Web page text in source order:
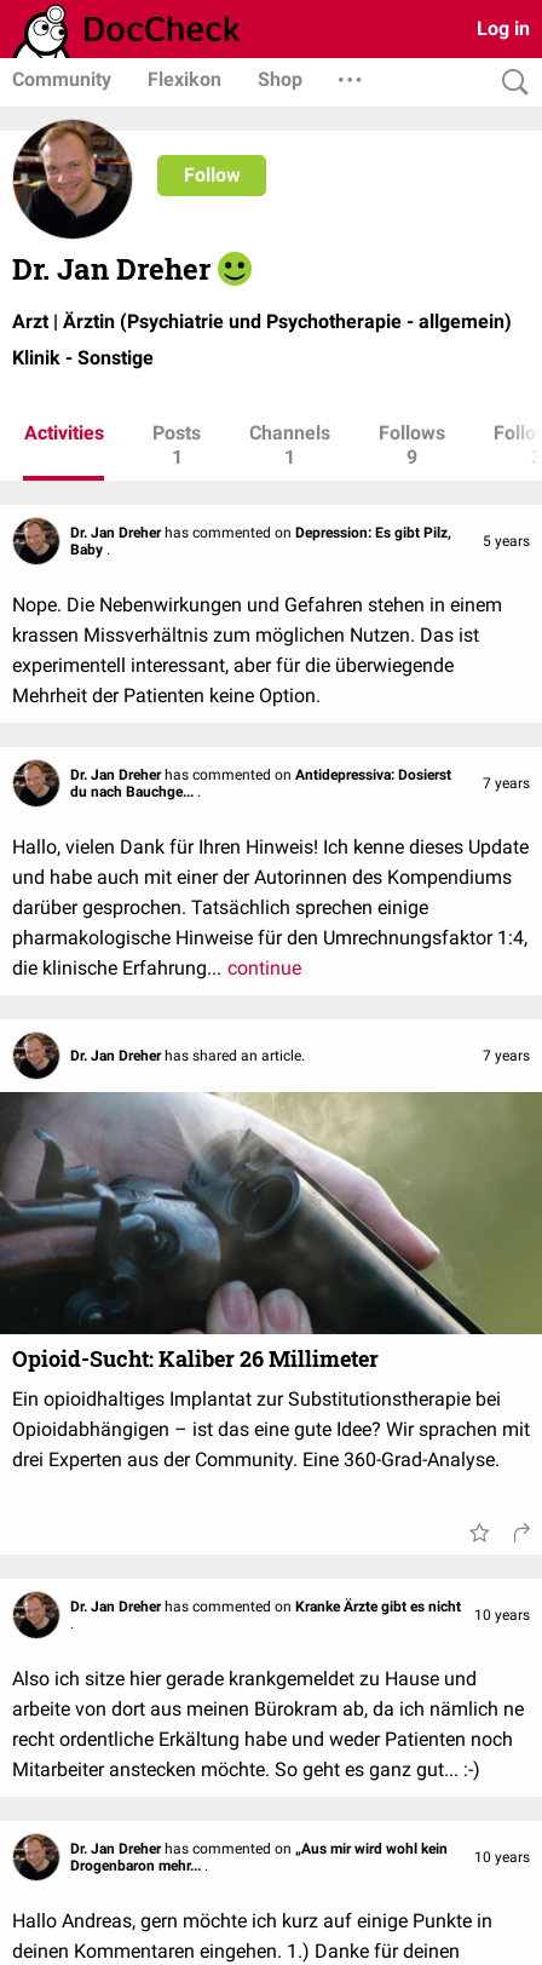
Log in
Community Flexikon Shop
Follow
Dr. Jan Dreher
Arzt | Ärztin (Psychiatrie und Psychotherapie - allgemein)
Klinik - Sonstige
Activities
Posts
1
Channels
1
Follows
9
3
Dr. Jan Dreher has commented on Depression: Es gibt Pilz,
Baby . 5 years
Nope. Die Nebenwirkungen und Gefahren stehen in einem
krassen Missverhältnis zum möglichen Nutzen. Das ist
experimentell interessant, aber für die überwiegende
Mehrheit der Patienten keine Option.
Dr. Jan Dreher has commented on Antidepressiva: Dosierst
du nach Bauchge... . 7 years
Hallo, vielen Dank für Ihren Hinweis! Ich kenne dieses Update
und habe auch mit einer der Autorinnen des Kompendiums
darüber gesprochen. Tatsächlich sprechen einige
pharmakologische Hinweise für den Umrechnungsfaktor 1:4,
die klinische Erfahrung... continue
Dr. Jan Dreher has shared an article. 7 years
Opioid-Sucht: Kaliber 26 Millimeter
Ein opioidhaltiges Implantat zur Substitutionstherapie bei
Opioidabhängigen – ist das eine gute Idee? Wir sprachen mit
drei Experten aus der Community. Eine 360-Grad-Analyse.
Dr. Jan Dreher has commented on Kranke Ärzte gibt es nicht
.
10 years
Also ich sitze hier gerade krankgemeldet zu Hause und
arbeite von dort aus meinen Bürokram ab, da ich nämlich ne
recht ordentliche Erkältung habe und weder Patienten noch
Mitarbeiter anstecken möchte. So geht es ganz gut... :-)
Dr. Jan Dreher has commented on „Aus mir wird wohl kein
Drogenbaron mehr... . 10 years
Hallo Andreas, gern möchte ich kurz auf einige Punkte in
deinen Kommentaren eingehen. 1.) Danke für deinen